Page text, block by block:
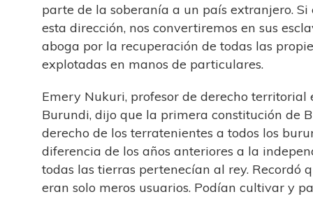
parte de la soberanía a un país extranjero. Si
esta dirección, nos convertiremos en sus
aboga por la recuperación de todas las
explotadas en manos de particulares.
Emery Nukuri, profesor de derecho territorial
Burundi, dijo que la primera constitución de
derecho de los terratenientes a todos los
diferencia de los años anteriores a la
todas las tierras pertenecían al rey. Recordó
eran solo meros usuarios. Podían cultivar y